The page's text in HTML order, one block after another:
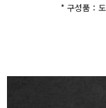
* 구성품：